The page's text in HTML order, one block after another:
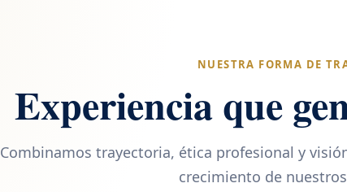
NUESTRA FORMA DE
Experiencia que
Combinamos trayectoria, ética profesional y
crecimiento de